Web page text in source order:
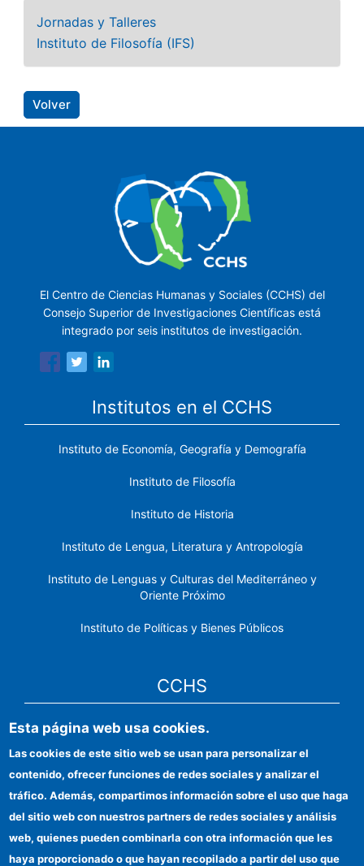
Jornadas y Talleres
Instituto de Filosofía (IFS)
Volver
El Centro de Ciencias Humanas y Sociales (CCHS) del
Consejo Superior de Investigaciones Científicas está
integrado por seis institutos de investigación.
Institutos en el CCHS
Instituto de Economía, Geografía y Demografía
Instituto de Filosofía
Instituto de Historia
Instituto de Lengua, Literatura y Antropología
Instituto de Lenguas y Culturas del Mediterráneo y
Oriente Próximo
Instituto de Políticas y Bienes Públicos
CCHS
Sede electrónica CSIC
Identidad institucional
Información para proveedores
Ayudas FEDER
Organismos financiadores
Esta página web usa cookies.
Las cookies de este sitio web se usan para personalizar el
contenido, ofrecer funciones de redes sociales y analizar el
tráfico. Además, compartimos información sobre el uso que haga
del sitio web con nuestros partners de redes sociales y análisis
web, quienes pueden combinarla con otra información que les
haya proporcionado o que hayan recopilado a partir del uso que